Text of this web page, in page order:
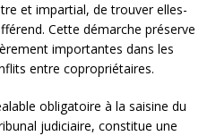
et impartial, de trouver elles-
Cette démarche préserve
importantes dans les
entre copropriétaires.
obligatoire à la saisine du
judiciaire, constitue une